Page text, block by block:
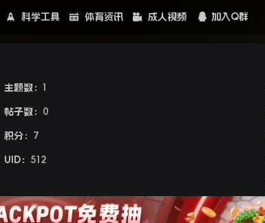
科学工具 体育资讯 成人视频 加入Q群
主题数： 1
帖子数： 0
积分： 7
UID： 512